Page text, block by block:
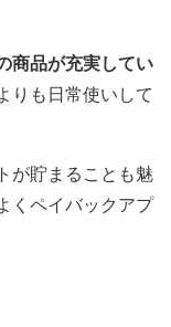
商品が充実してい
りも日常使いして
が貯まることも魅
くペイバックアプ